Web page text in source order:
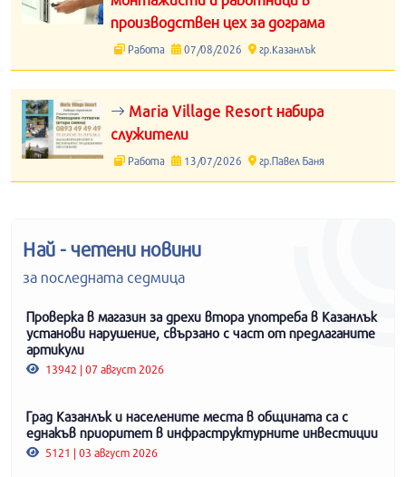
производствен цех за дограма
Работа 07/08/2026 гр.Казанлък
Maria Village Resort набира
служители
Работа 13/07/2026 гр.Павел Баня
Най - четени новини
за последната седмица
Проверка в магазин за дрехи втора употреба в Казанлък
установи нарушение, свързано с част от предлаганите
артикули
13942 | 07 август 2026
Град Казанлък и населените места в общината са с
еднакъв приоритет в инфраструктурните инвестиции
5121 | 03 август 2026